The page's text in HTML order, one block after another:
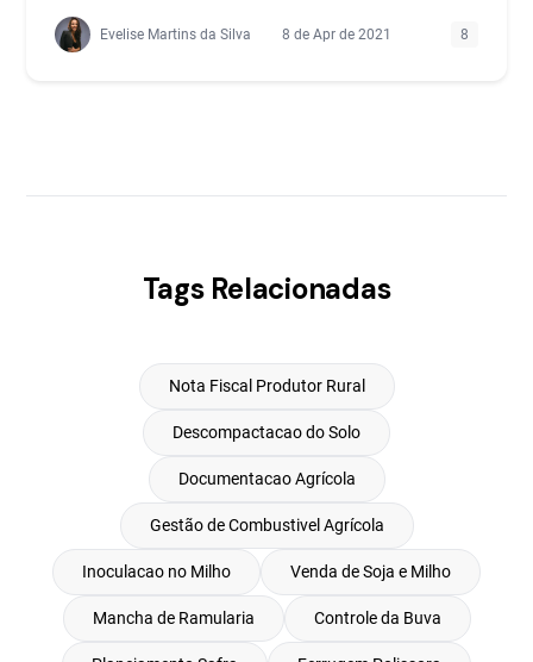
Evelise Martins da Silva 8 de Apr de 2021 8
Tags Relacionadas
Nota Fiscal Produtor Rural
Descompactacao do Solo
Documentacao Agrícola
Gestão de Combustivel Agrícola
Inoculacao no Milho Venda de Soja e Milho
Mancha de Ramularia Controle da Buva